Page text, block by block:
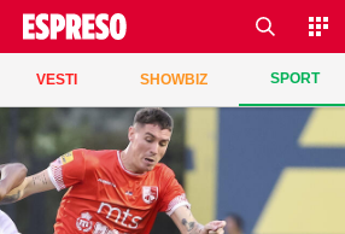
VESTI SHOWBIZ SPORT